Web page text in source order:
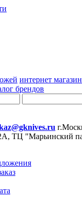
интернет
брендов
ТЦ "Марьинский